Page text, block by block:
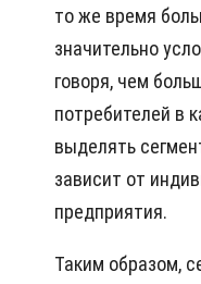
то же время
значительно
говоря, чем
потребителей в
выделять
зависит от
предприятия.
Таким образом,